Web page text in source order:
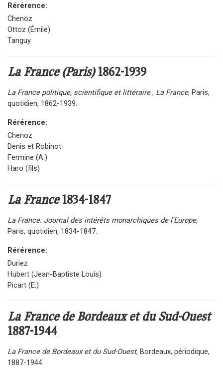
Rérérence:
Chenoz
Ottoz (Émile)
Tanguy
La France (Paris)1862-1939
La France politique, scientifique et littéraire; La France, Paris,
quotidien, 1862-1939.
Rérérence:
Chenoz
Denis et Robinot
Fermine (A.)
Haro (fils)
La France1834-1847
La France. Journal des intérêts monarchiques de l'Europe,
Paris, quotidien, 1834-1847.
Rérérence:
Duriez
Hubert (Jean-Baptiste Louis)
Picart (E.)
La France de Bordeaux et du Sud-Ouest
1887-1944
La France de Bordeaux et du Sud-Ouest, Bordeaux, périodique,
1887-1944.